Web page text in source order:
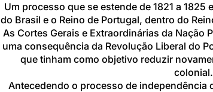
Um processo que se estende de 1821 a
do Brasil e o Reino de Portugal, dentro do
As Cortes Gerais e Extraordinárias da Nação
uma consequência da Revolução Liberal do
que tinham como objetivo reduzir
colonial.
Antecedendo o processo de independência